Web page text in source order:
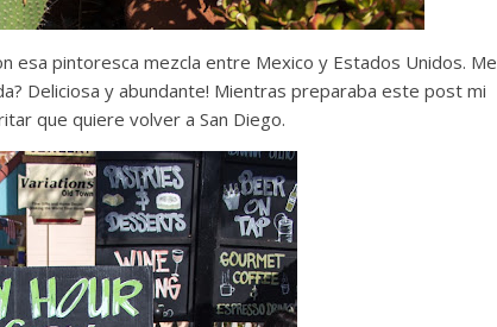
esa pintoresca mezcla entre Mexico y Estados Unidos. Me
Deliciosa y abundante! Mientras preparaba este post mi
que quiere volver a San Diego.